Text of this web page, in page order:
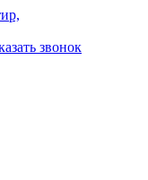
звонок